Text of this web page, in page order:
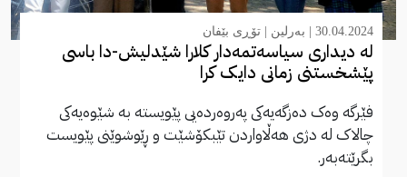
30.04.2024 | بەرلین تۆڕی بێفان
لە دیداری سیاسەتمەدار کلارا شێدلیش-دا باسی
پێشخستنی زمانی دایک کرا
فێرگە وەک دەزگەیەکی پەروەردەیی پێویستە بە شێوەیەکی
چالاک لە دژی هەڵاواردن تێبکۆشێت و ڕێوشوێنی پێویست
بگرێتەبەر.